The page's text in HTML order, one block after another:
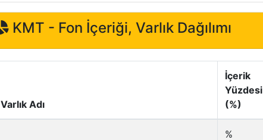
KMT - Fon İçeriği, Varlık Dağılımı
Varlık Adı
İçerik
Yüzdesi
(%)
%